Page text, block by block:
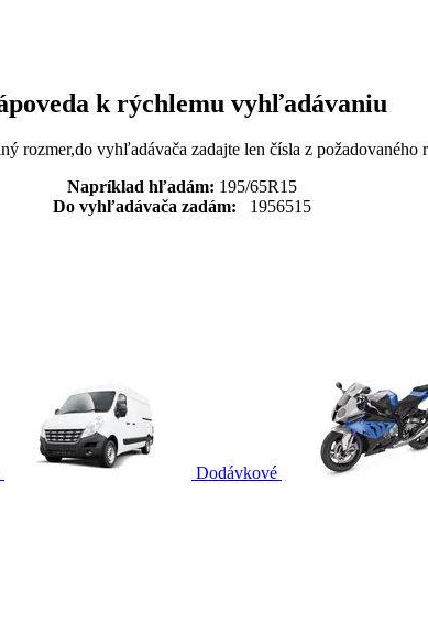
k rýchlemu vyhľadávaniu
rozmer,do vyhľadávača zadajte len čísla z
Napríklad hľadám: 195/65R15
Do vyhľadávača zadám: 1956515
Dodávkové